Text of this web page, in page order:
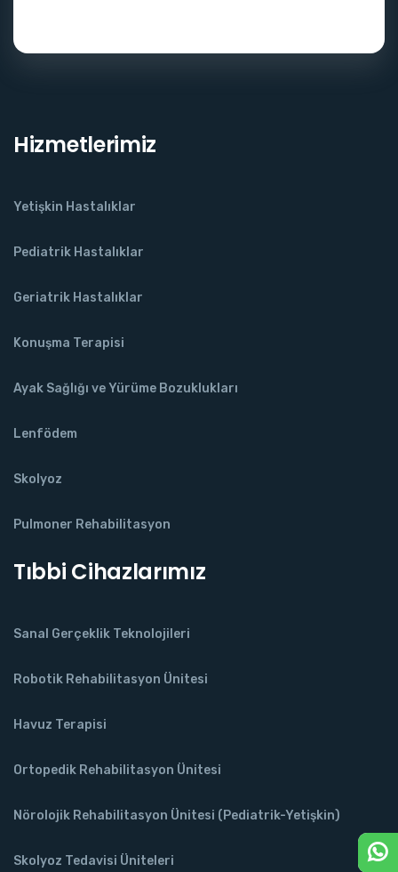
Hizmetlerimiz
Yetişkin Hastalıklar
Pediatrik Hastalıklar
Geriatrik Hastalıklar
Konuşma Terapisi
Ayak Sağlığı ve Yürüme Bozuklukları
Lenfödem
Skolyoz
Pulmoner Rehabilitasyon
Tıbbi Cihazlarımız
Sanal Gerçeklik Teknolojileri
Robotik Rehabilitasyon Ünitesi
Havuz Terapisi
Ortopedik Rehabilitasyon Ünitesi
Nörolojik Rehabilitasyon Ünitesi (Pediatrik-Yetişkin)
Skolyoz Tedavisi Üniteleri